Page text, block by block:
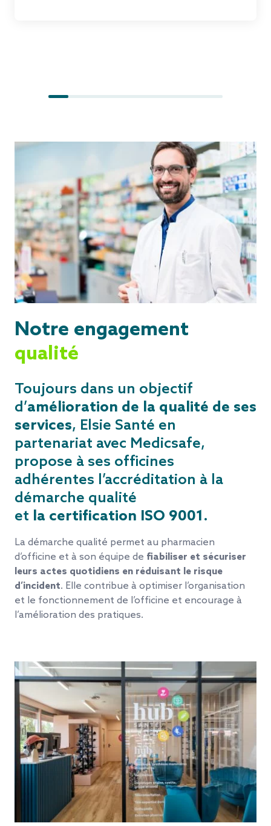
Notre engagement
qualité
Toujours dans un objectif
d’amélioration de la qualité de ses
services, Elsie Santé en
partenariat avec Medicsafe,
propose à ses officines
adhérentes l’accréditation à la
démarche qualité
et la certification ISO 9001.
La démarche qualité permet au pharmacien
d’officine et à son équipe de fiabiliser et sécuriser
leurs actes quotidiens en réduisant le risque
d’incident. Elle contribue à optimiser l’organisation
et le fonctionnement de l’officine et encourage à
l’amélioration des pratiques.